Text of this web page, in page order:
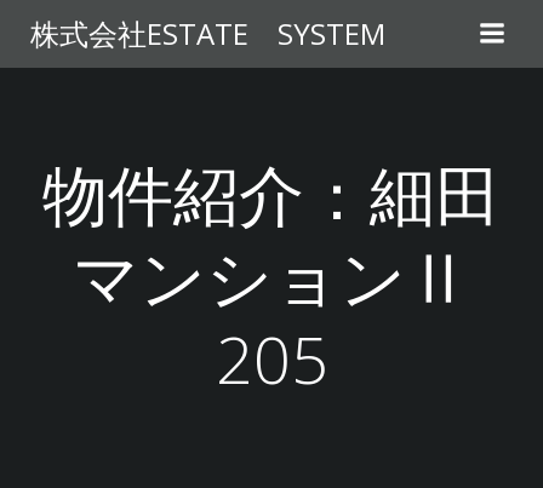
ン
テ
ス
プ
株式会社ESTATE SYSTEM
物件紹介：細田
マンションⅡ
205